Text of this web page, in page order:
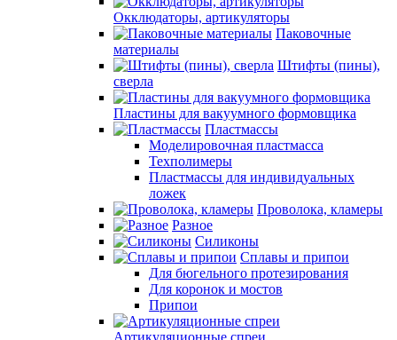
Окклюдаторы, артикуляторы
Паковочные
материалы
Штифты (пины),
сверла
Пластины для вакуумного формовщика
Пластмассы
Моделировочная пластмасса
Техполимеры
Пластмассы для индивидуальных
ложек
Проволока, кламеры
Разное
Силиконы
Сплавы и припои
Для бюгельного протезирования
Для коронок и мостов
Припои
Артикуляционные спреи